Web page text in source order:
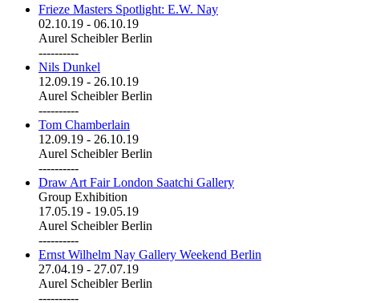
Frieze Masters Spotlight: E.W. Nay
02.10.19 - 06.10.19
Aurel Scheibler Berlin
----------
Nils Dunkel
12.09.19 - 26.10.19
Aurel Scheibler Berlin
----------
Tom Chamberlain
12.09.19 - 26.10.19
Aurel Scheibler Berlin
----------
Draw Art Fair London Saatchi Gallery
Group Exhibition
17.05.19 - 19.05.19
Aurel Scheibler Berlin
----------
Ernst Wilhelm Nay Gallery Weekend Berlin
27.04.19 - 27.07.19
Aurel Scheibler Berlin
----------